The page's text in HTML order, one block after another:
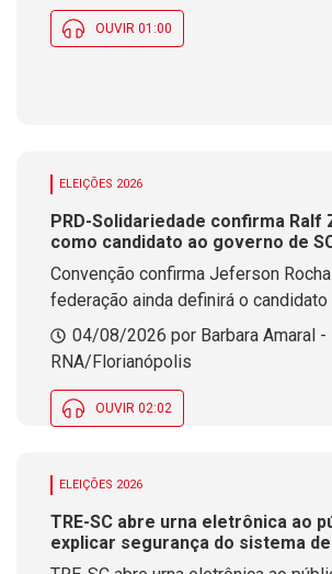
em SCOUVIR 01:00
ELEIÇÕES 2026
PRD-Solidariedade confirma Ralf
como candidato ao governo de
Convenção confirma Jeferson
federação ainda definirá o candidato
governador
04/08/2026 por Barbara Amaral -
RNA/Florianópolis
OUVIR 02:02
ELEIÇÕES 2026
TRE-SC abre urna eletrônica ao
explicar segurança do sistema